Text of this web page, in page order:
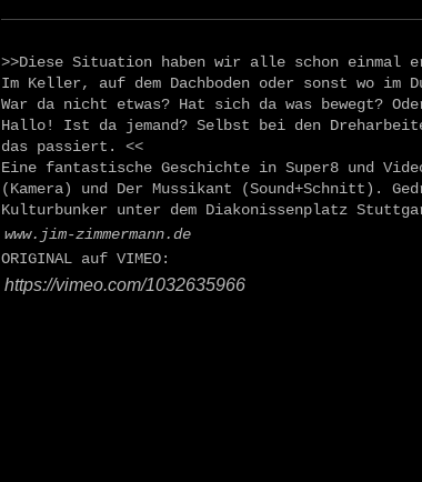
>>Diese Situation haben wir alle schon einmal
Im Keller, auf dem Dachboden oder sonst wo im
War da nicht etwas? Hat sich da was bewegt?
Hallo! Ist da jemand? Selbst bei den
das passiert. <<
Eine fantastische Geschichte in Super8 und Video
(Kamera) und Der Mussikant (Sound+Schnitt).
Kulturbunker unter dem Diakonissenplatz
www.jim-zimmermann.de
ORIGINAL auf VIMEO:
https://vimeo.com/1032635966